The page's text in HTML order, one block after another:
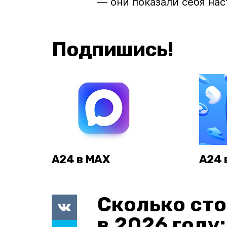
Подпишись!
А24 в MAX А24
Сколько